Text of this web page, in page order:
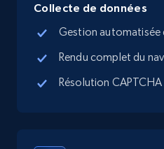
5.4K+ 668+
TikTok Shop - category
Collecte de données
Gestion automatisée
Rendu complet du
Résolution CAPTCHA